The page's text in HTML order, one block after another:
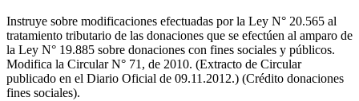
Instruye sobre modificaciones efectuadas por la Ley N° 20.565 al
tratamiento tributario de las donaciones que se efectúen al amparo de
la Ley N° 19.885 sobre donaciones con fines sociales y públicos.
Modifica la Circular N° 71, de 2010. (Extracto de Circular
publicado en el Diario Oficial de 09.11.2012.) (Crédito donaciones
fines sociales).